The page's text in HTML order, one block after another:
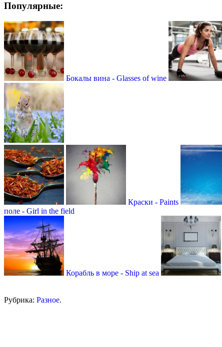
Популярные:
Бокалы вина - Glasses of wine
Краски - Paints
поле - Girl in the field
Корабль в море - Ship at sea
Рубрика: Разное.